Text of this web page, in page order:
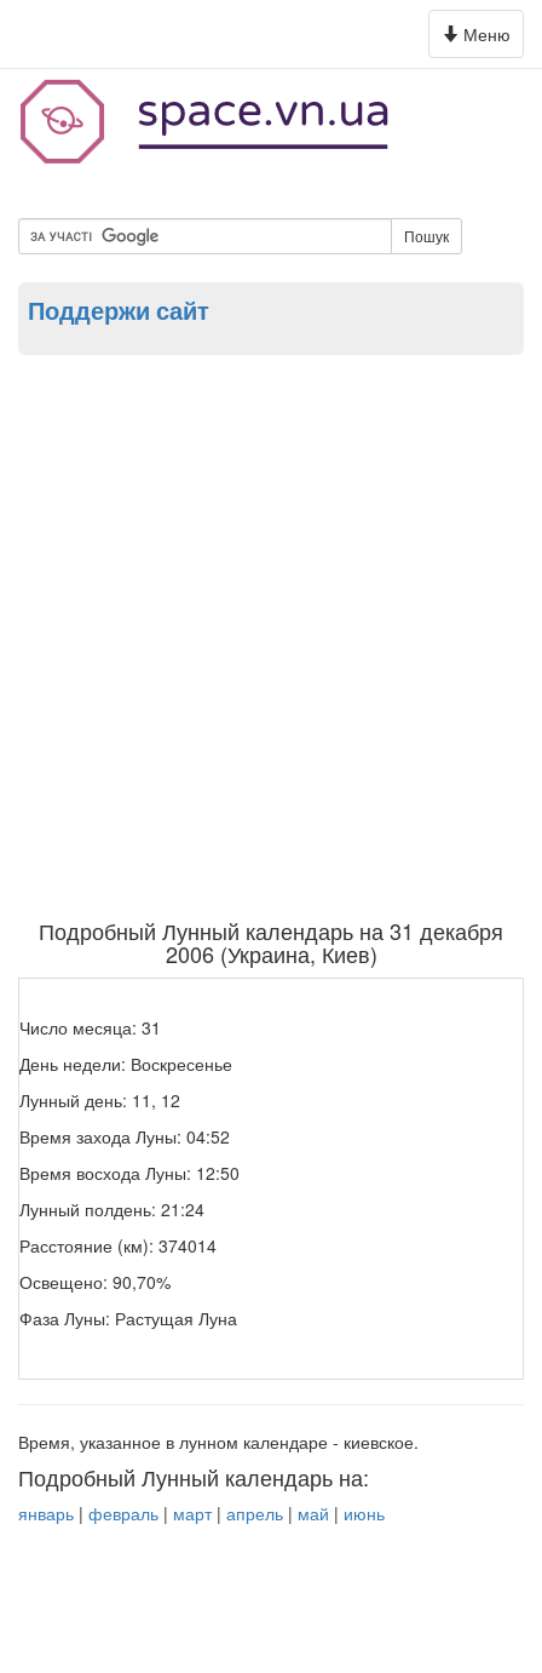
Toggle
navigation
Меню
Пошук
Поддержи сайт
Подробный Лунный календарь на 31 декабря
2006 (Украина, Киев)
Число месяца: 31
День недели: Воскресенье
Лунный день: 11, 12
Время захода Луны: 04:52
Время восхода Луны: 12:50
Лунный полдень: 21:24
Расстояние (км): 374014
Освещено: 90,70%
Фаза Луны: Растущая Луна
Время, указанное в лунном календаре - киевское.
Подробный Лунный календарь на:
январь | февраль | март| апрель | май | июнь